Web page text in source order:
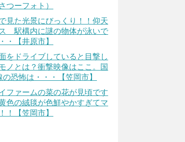
つーフォト）
見た光景にびっくり！！仰天
駅構内に謎の物体が泳いで
・【井原市】
をドライブしていると目撃し
ノとは？衝撃映像はここ。国
の恐怖は・・・【笠岡市】
ファームの菜の花が見頃です
色の絨毯が色鮮やかすぎてマ
！【笠岡市】